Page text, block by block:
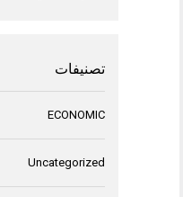
تصنيفات
ECONOMIC
Uncategorized